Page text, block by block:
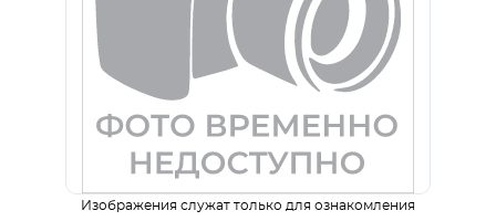
Изображения служат только для ознакомления